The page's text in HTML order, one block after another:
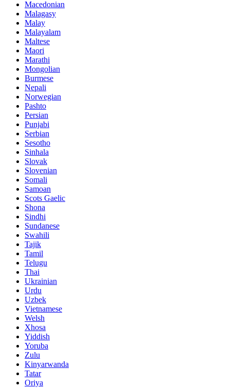
Macedonian
Malagasy
Malay
Malayalam
Maltese
Maori
Marathi
Mongolian
Burmese
Nepali
Norwegian
Pashto
Persian
Punjabi
Serbian
Sesotho
Sinhala
Slovak
Slovenian
Somali
Samoan
Scots Gaelic
Shona
Sindhi
Sundanese
Swahili
Tajik
Tamil
Telugu
Thai
Ukrainian
Urdu
Uzbek
Vietnamese
Welsh
Xhosa
Yiddish
Yoruba
Zulu
Kinyarwanda
Tatar
Oriya